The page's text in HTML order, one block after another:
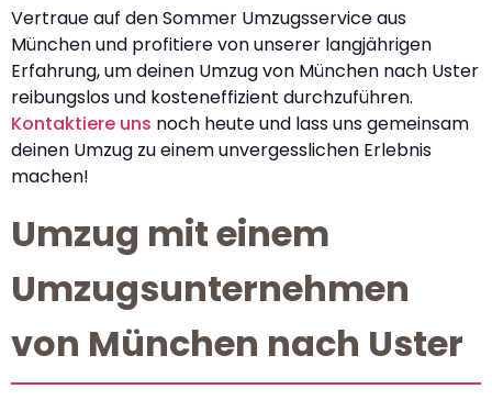
Vertraue auf den Sommer Umzugsservice aus
München und profitiere von unserer langjährigen
Erfahrung, um deinen Umzug von München nach Uster
reibungslos und kosteneffizient durchzuführen.
Kontaktiere uns noch heute und lass uns gemeinsam
deinen Umzug zu einem unvergesslichen Erlebnis
machen!
Umzug mit einem
Umzugsunternehmen
von München nach Uster